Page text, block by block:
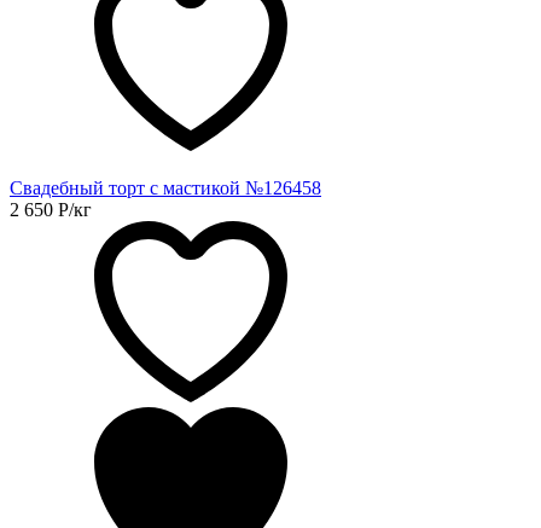
Свадебный торт с мастикой №126458
2 650 Р/кг